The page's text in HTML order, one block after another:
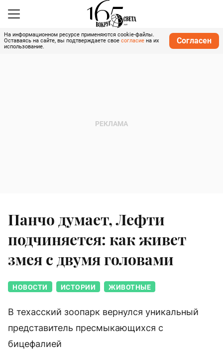
На информационном ресурсе применяются cookie-файлы.
Оставаясь на сайте, вы подтверждаете свое согласие на их
использование.
Согласен
Панчо думает, Лефти
подчиняется: как живет
змея с двумя головами
НОВОСТИ ИСТОРИИ ЖИВОТНЫЕ
В техасский зоопарк вернулся уникальный
представитель пресмыкающихся с
бицефалией